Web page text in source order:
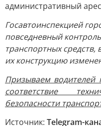
административный
Госавтоинспекцией
повседневный
транспортных
их конструкцию
Призываем водителей
соответствие
безопасности
Источник: Telegram-